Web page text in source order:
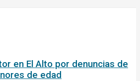
en El Alto por denuncias de
de edad